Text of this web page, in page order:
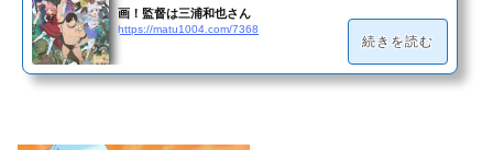
画！監督は三浦和也さん
https://matu1004.com/7368
続きを読む